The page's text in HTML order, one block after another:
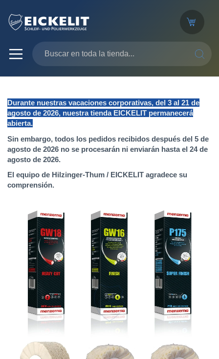
Durante nuestras vacaciones corporativas, del 3 al 21 de
agosto de 2026, nuestra tienda EICKELIT permanecerá
abierta.
Sin embargo, todos los pedidos recibidos después del 5 de
agosto de 2026 no se procesarán ni enviarán hasta el 24 de
agosto de 2026.
El equipo de Hilzinger-Thum / EICKELIT agradece su
comprensión.
imágenes